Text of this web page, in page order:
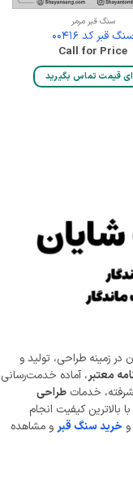
سنگ قبر مرمر
قبر کد 00416
Call for Price
قیمت تماس بگیرید
در زمینه طراحی، تولید و
معتبر، آماده خدمت‌رسانی
خدماتطراحی
کیفیت انجام
خرید سنگ قبرو مشاهده